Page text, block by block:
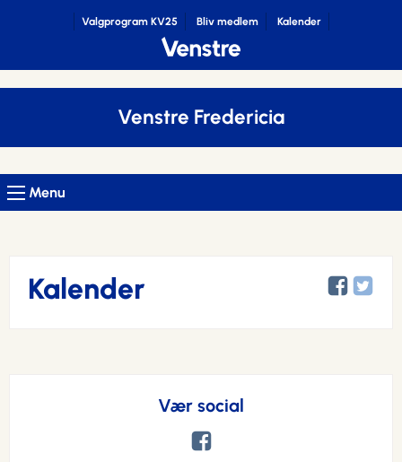
Valgprogram KV25 Bliv medlem Kalender
Venstre Fredericia
Menu
Kalender
Vær social